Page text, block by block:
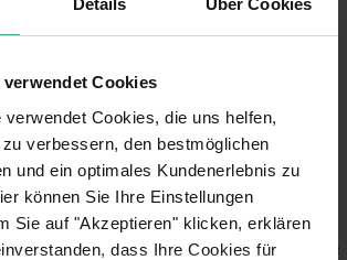
Details Über Cookies
verwendet Cookies
verwendet Cookies, die uns helfen,
verbessern, den bestmöglichen
und ein optimales Kundenerlebnis zu
können Sie Ihre Einstellungen
Sie auf "Akzeptieren" klicken, erklären
dass Ihre Cookies für
pm CET (UTC+1)
(UTC+1)
outside of business hours, please fill out the